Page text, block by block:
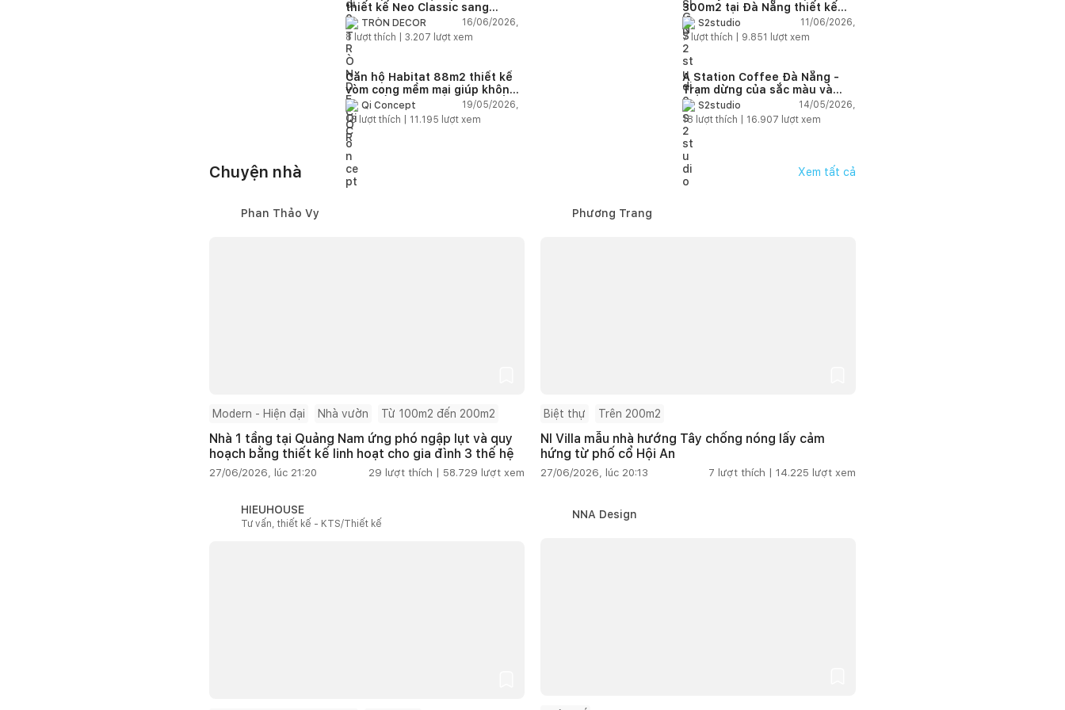
thiết kế Neo Classic sang
trọng cho gia đình trẻ
TRÒN DECOR
16/06/2026,
8 lượt thích | 3.207 lượt xem
300m2 tại Đà Nẵng thiết kế
phong cách công nghiệp hiện
đại ngập tràn ánh sáng tự
nhiên
S2studio
11/06/2026,
7 lượt thích | 9.851 lượt xem
Căn hộ Habitat 88m2 thiết kế
vòm cong mềm mại giúp không
gian sống hiện đại trở nên ấm
áp hơn
Qi Concept
19/05/2026,
15 lượt thích | 11.195 lượt xem
A Station Coffee Đà Nẵng -
Trạm dừng của sắc màu và
cảm hứng
S2studio
14/05/2026,
18 lượt thích | 16.907 lượt xem
Chuyện nhà Xem tất cả
Phan Thảo Vy
Modern - Hiện đại Nhà vườn Từ 100m2 đến 200m2
Nhà 1 tầng tại Quảng Nam ứng phó ngập lụt và quy
hoạch bằng thiết kế linh hoạt cho gia đình 3 thế hệ
27/06/2026, lúc 21:20 29 lượt thích | 58.729 lượt xem
Phương Trang
Biệt thự Trên 200m2
NI Villa mẫu nhà hướng Tây chống nóng lấy cảm
hứng từ phố cổ Hội An
27/06/2026, lúc 20:13 7 lượt thích | 14.225 lượt xem
HIEUHOUSE
Tư vấn, thiết kế - KTS/Thiết kế
NNA Design